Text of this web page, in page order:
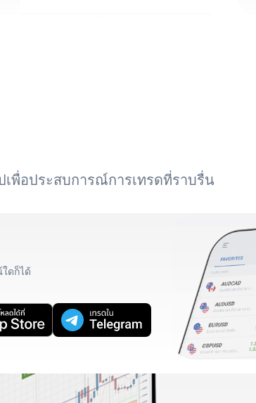
พื่อประสบการณ์การเทรดที่ราบรื่น
ดก็ได้